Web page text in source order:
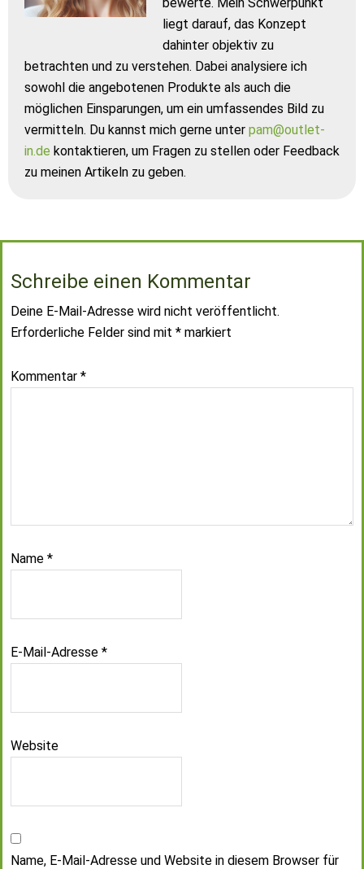
liegt darauf, das Konzept
dahinter objektiv zu
betrachten und zu verstehen. Dabei analysiere ich
sowohl die angebotenen Produkte als auch die
möglichen Einsparungen, um ein umfassendes Bild zu
vermitteln. Du kannst mich gerne unter pam@outlet-
in.de kontaktieren, um Fragen zu stellen oder Feedback
zu meinen Artikeln zu geben.
Schreibe einen Kommentar
Deine E-Mail-Adresse wird nicht veröffentlicht.
Erforderliche Felder sind mit * markiert
Kommentar *
Name *
E-Mail-Adresse *
Website
Name, E-Mail-Adresse und Website in diesem Browser für